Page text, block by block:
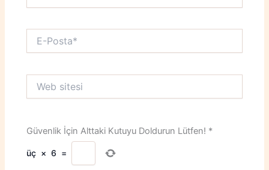
Posta*
sitesi
Güvenlik İçin Alttaki Kutuyu Doldurun Lütfen! *
üç × 6 =